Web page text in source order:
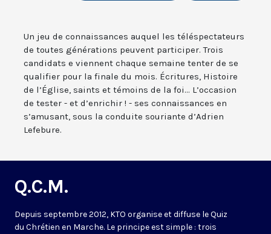
Un jeu de connaissances auquel les téléspectateurs
de toutes générations peuvent participer. Trois
candidats e viennent chaque semaine tenter de se
qualifier pour la finale du mois. Écritures, Histoire
de l’Église, saints et témoins de la foi... L’occasion
de tester - et d’enrichir ! - ses connaissances en
s’amusant, sous la conduite souriante d’Adrien
Lefebure.
Q.C.M.
Depuis septembre 2012, KTO organise et diffuse le Quiz
du Chrétien en Marche. Le principe est simple : trois